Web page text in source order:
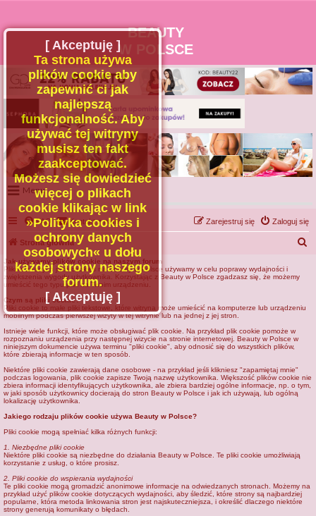
BEAUTY
W POLSCE
Menu
Portal
Facebook
Regulamin
Zapytaj administratora
Kontakt
FAQ Kontakt z nami Zaloguj się
Zarejestruj się
Strona główna
Jak używamy plików cookie na naszym forum
Plików znanych jako cookies na Beauty w Polsce używamy w celu poprawy wydajności i
zwiększenia wygody użytkownika. Korzystając z Beauty w Polsce zgadzasz się, że możemy
umieścić tego typu pliki na Twoim urządzeniu.
Czym są pliki cookie?
Pliki cookie to małe pliki tekstowe, które witryna może umieścić na komputerze lub urządzeniu
mobilnym podczas pierwszej wizyty w tej witrynie lub na jednej z jej stron.
Istnieje wiele funkcji, które może obsługiwać plik cookie. Na przykład plik cookie pomoże w
rozpoznaniu urządzenia przy następnej wizycie na stronie internetowej. Beauty w Polsce w
niniejszym dokumencie używa terminu "pliki cookie", aby odnosić się do wszystkich plików,
które zbierają informacje w ten sposób.
Niektóre pliki cookie zawierają dane osobowe - na przykład jeśli klikniesz "zapamiętaj mnie"
podczas logowania, plik cookie zapisze Twoją nazwę użytkownika. Większość plików cookie nie
zbiera informacji identyfikujących użytkownika, ale zbiera bardziej ogólne informacje, np. o tym,
w jaki sposób użytkownicy docierają do stron Beauty w Polsce i jak ich używają, lub ogólną
lokalizację użytkownika.
Jakiego rodzaju plików cookie używa Beauty w Polsce?
Pliki cookie mogą spełniać kilka różnych funkcji:
1. Niezbędne pliki cookie
Niektóre pliki cookie są niezbędne do działania Beauty w Polsce. Te pliki cookie umożliwiają
korzystanie z usług, o które prosisz.
2. Pliki cookie do wspierania wydajności
Te pliki cookie mogą gromadzić anonimowe informacje na odwiedzanych stronach. Możemy na
przykład użyć plików cookie dotyczących wydajności, aby śledzić, które strony są najbardziej
popularne, która metoda linkowania stron jest najskuteczniejsza, i określić dlaczego niektóre
strony generują komunikaty o błędach.
[ Akceptuję ]
Ta strona używa
plików cookie aby
zapewnić ci jak
najlepszą
funkcjonalność. Aby
używać tej witryny
musisz ten fakt
zaakceptować.
Możesz się dowiedzieć
więcej o plikach
cookie klikając w link
»Polityka cookies i
ochrony danych
osobowych« u dołu
każdej strony naszego
forum.
[ Akceptuję ]